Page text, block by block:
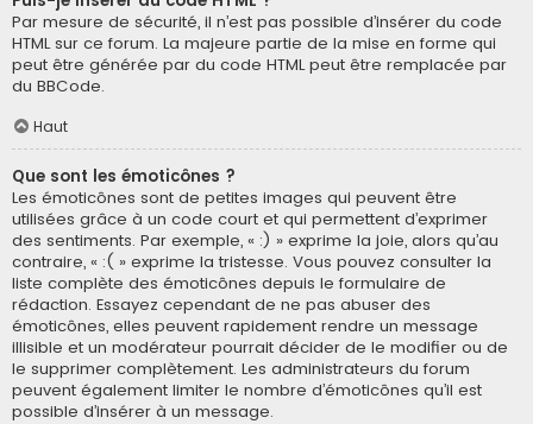
Par mesure de sécurité, il n’est pas possible d’insérer du code
HTML sur ce forum. La majeure partie de la mise en forme qui
peut être générée par du code HTML peut être remplacée par
du BBCode.
Haut
Que sont les émoticônes ?
Les émoticônes sont de petites images qui peuvent être
utilisées grâce à un code court et qui permettent d’exprimer
des sentiments. Par exemple, « :) » exprime la joie, alors qu’au
contraire, « :( » exprime la tristesse. Vous pouvez consulter la
liste complète des émoticônes depuis le formulaire de
rédaction. Essayez cependant de ne pas abuser des
émoticônes, elles peuvent rapidement rendre un message
illisible et un modérateur pourrait décider de le modifier ou de
le supprimer complètement. Les administrateurs du forum
peuvent également limiter le nombre d’émoticônes qu’il est
possible d’insérer à un message.